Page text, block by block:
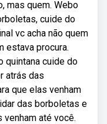
mas quem. Webo
cuide do
vc acha não quem
estava procura.
quintana cuide do
atrás das
que elas venham
das borboletas e
venham até você.